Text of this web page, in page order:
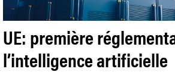
UE: première
l’intelligence artificielle